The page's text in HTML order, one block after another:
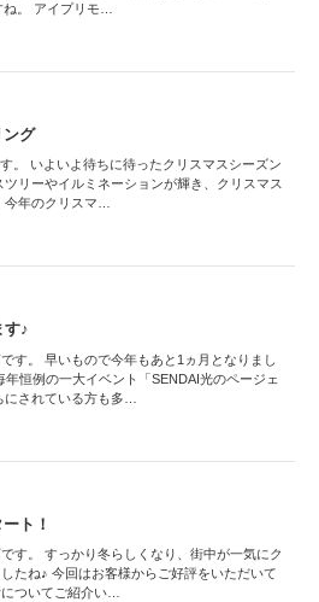
。 アイプリモ…
ング
。 いよいよ待ちに待ったクリスマスシーズン
リーやイルミネーションが輝き、クリスマス
今年のクリスマ…
す♪
す。 早いもので今年もあと1ヵ月となりまし
恒例の一大イベント「SENDAI光のページェ
されている方も多…
ト！
す。 すっかり冬らしくなり、街中が一気にク
たね♪ 今回はお客様からご好評をいただいて
ついてご紹介い…